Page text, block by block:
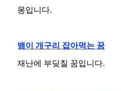
몽입니다.
뱀이 개구리 잡아먹는 꿈
재난에 부딪칠 꿈입니다.